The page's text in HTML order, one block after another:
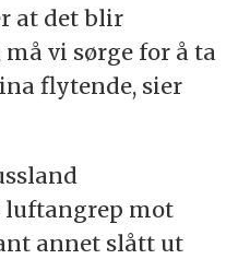
at det blir
vi sørge for å ta
flytende, sier
luftangrep mot
annet slått ut